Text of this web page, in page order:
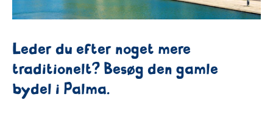
Leder du efter noget mere
traditionelt? Besøg den gamle
bydel i Palma.